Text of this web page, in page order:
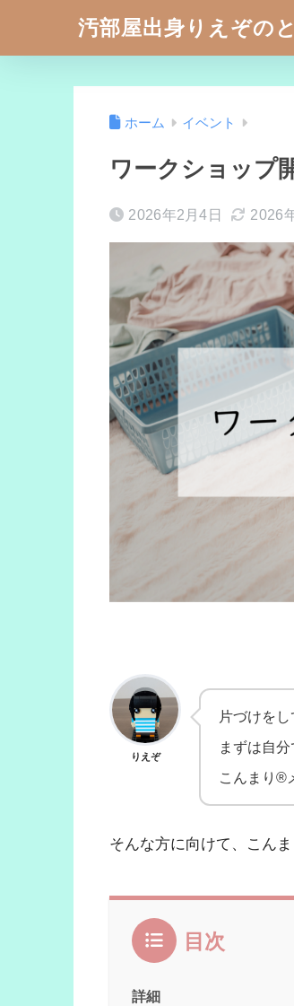
汚部屋出身りえぞの
ホーム イベント
ワークショップ
2026年2月4日 2026
りえぞ
片づけを
まずは自分
こんまり®
そんな方に向けて、こん
目次
詳細